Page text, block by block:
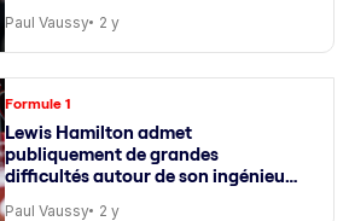
Paul Vaussy 2 y
Formule 1
Lewis Hamilton admet
publiquement de grandes
difficultés autour de son ingénieur
Paul Vaussy 2 y